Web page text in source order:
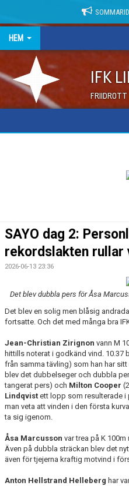
HEM
IFK
FRIIDROTT
SAYO dag 2:
rekordslakten rullar
2026-06-13 23:36
Det blev dubbla pers för Åsa
Det blev en solig men blåsig
fortsatte. Och det med många bra
Jean-Christian Zirignon vann M
hittills noterat i godkänd vind. 10.37
från samma tävling) som han har sitt
blev det dubbelseger och dubbla
tangerat pers) och Milton Cooper
Lindqvist ett lopp som resulterade i
man veta att vinden i den första
ta sig igenom.
Åsa Marcusson var trea på K
Även på dubbla sträckan blev det
även för tjejerna kraftig motvind i
Anton Hellstrand Helleberg har